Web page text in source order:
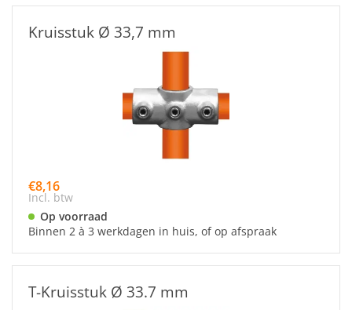
Kruisstuk Ø 33,7 mm
€8,16
Incl. btw
Op voorraad
Binnen 2 à 3 werkdagen in huis, of op afspraak
T-Kruisstuk Ø 33.7 mm